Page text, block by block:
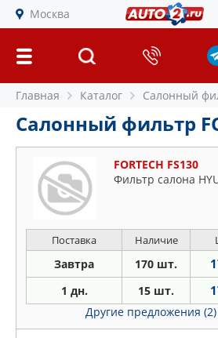
Москва
Главная Каталог Салонный
Салонный фильтр
FORTECH FS130
Фильтр салона
Поставка Наличие
Завтра 170 шт.
1 дн. 15 шт.
Другие предложения (2)